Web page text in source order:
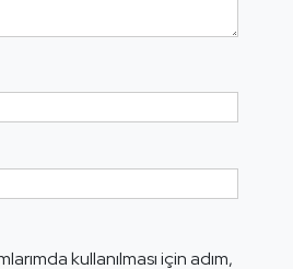
kullanılması için adım,